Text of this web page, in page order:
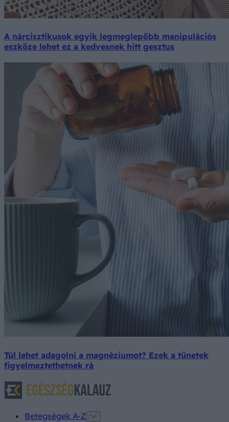
A nárcisztikusok egyik legmeglepőbb manipulációs
eszköze lehet ez a kedvesnek hitt gesztus
Túl lehet adagolni a magnéziumot? Ezek a tünetek
figyelmeztethetnek rá
Betegségek A-Z